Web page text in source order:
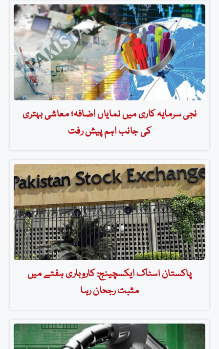
نجی سرمایہ کاری میں نمایاں اضافہ؛ معاشی بہتری
کی جانب اہم پیش رفت
پاکستان اسٹاک ایکسچینج: کاروباری ہفتے میں
مثبت رجحان رہا